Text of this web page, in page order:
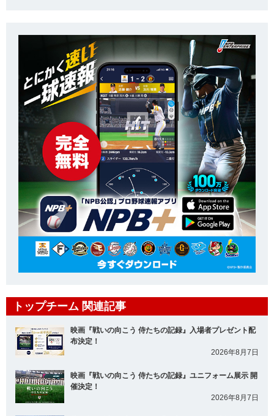
トップチーム 関連記事
映画『戦いの向こう 侍たちの記録』入場者プレゼント配
布決定！
2026年8月7日
映画『戦いの向こう 侍たちの記録』ユニフォーム展示 開
催決定！
2026年8月7日